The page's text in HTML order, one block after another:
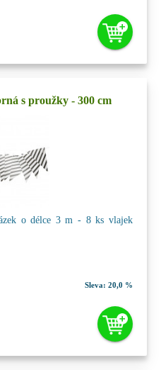
s proužky - 300 cm
o délce 3 m - 8 ks vlajek
Sleva: 20,0 %